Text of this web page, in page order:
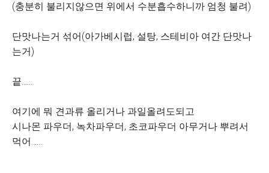
(충분히 불리지않으면 위에서 수분흡수하니까 엄청 불려)
단맛나는거 섞어(아가베시럽, 설탕, 스테비아 여간 단맛나
는거)
끝......
여기에 뭐 견과류 올리거나 과일올려도되고
시나몬 파우더, 녹차파우더, 초코파우더 아무거나 뿌려서
먹어......